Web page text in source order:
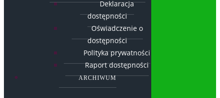
Deklaracja
dostępności
Oświadczenie o
dostępności
Polityka prywatności
Raport dostępności
ARCHIWUM